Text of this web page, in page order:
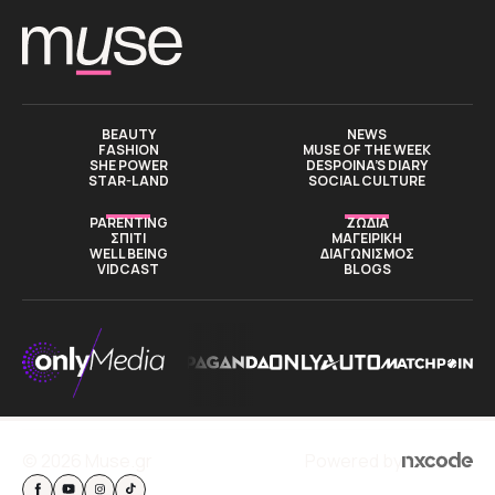
BEAUTY
FASHION
SHE POWER
STAR-LAND
NEWS
MUSE OF THE WEEK
DESPOINA’S DIARY
SOCIAL CULTURE
PARENTING
ΣΠΙΤΙ
WELL BEING
VIDCAST
ΖΩΔΙΑ
ΜΑΓΕΙΡΙΚΗ
ΔΙΑΓΩΝΙΣΜΟΣ
BLOGS